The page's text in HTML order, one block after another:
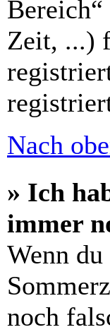
Zeit, ...)
Nach
» Ich
immer
Wenn
noch